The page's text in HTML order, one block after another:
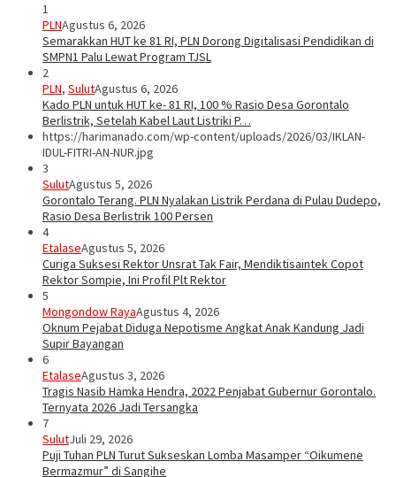
1
PLNAgustus 6, 2026
Semarakkan HUT ke 81 RI, PLN Dorong Digitalisasi Pendidikan di
SMPN1 Palu Lewat Program TJSL
2
PLN, SulutAgustus 6, 2026
Kado PLN untuk HUT ke- 81 RI, 100 % Rasio Desa Gorontalo
Berlistrik, Setelah Kabel Laut Listriki P…
https://harimanado.com/wp-content/uploads/2026/03/IKLAN-
IDUL-FITRI-AN-NUR.jpg
3
SulutAgustus 5, 2026
Gorontalo Terang. PLN Nyalakan Listrik Perdana di Pulau Dudepo,
Rasio Desa Berlistrik 100 Persen
4
EtalaseAgustus 5, 2026
Curiga Suksesi Rektor Unsrat Tak Fair, Mendiktisaintek Copot
Rektor Sompie, Ini Profil Plt Rektor
5
Mongondow RayaAgustus 4, 2026
Oknum Pejabat Diduga Nepotisme Angkat Anak Kandung Jadi
Supir Bayangan
6
EtalaseAgustus 3, 2026
Tragis Nasib Hamka Hendra, 2022 Penjabat Gubernur Gorontalo.
Ternyata 2026 Jadi Tersangka
7
SulutJuli 29, 2026
Puji Tuhan PLN Turut Sukseskan Lomba Masamper “Oikumene
Bermazmur” di Sangihe